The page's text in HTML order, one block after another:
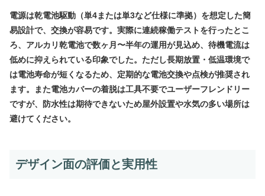
電源は乾電池駆動（単4または単3など仕様に準拠）を想定した簡
易設計で、交換が容易です。実際に連続稼働テストを行ったとこ
ろ、アルカリ乾電池で数ヶ月〜半年の運用が見込め、待機電流は
低めに抑えられている印象でした。ただし長期放置・低温環境で
は電池寿命が短くなるため、定期的な電池交換や点検が推奨され
ます。また電池カバーの着脱は工具不要でユーザーフレンドリー
ですが、防水性は期待できないため屋外設置や水気の多い場所は
避けてください。
デザイン面の評価と実用性